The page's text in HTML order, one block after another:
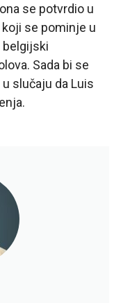
se potvrdio u
se pominje u
belgijski
Sada bi se
slučaju da Luis